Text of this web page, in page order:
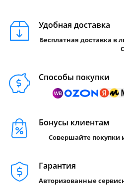
Удобная доставка
Бесплатная доставка в
Способы покупки
Бонусы клиентам
Совершайте покупки
Гарантия
Авторизованные